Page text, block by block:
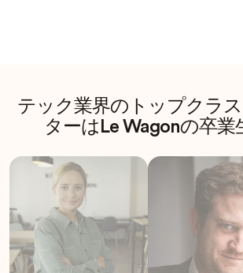
テック業界のトップクラ
ターはLe Wagonの卒業